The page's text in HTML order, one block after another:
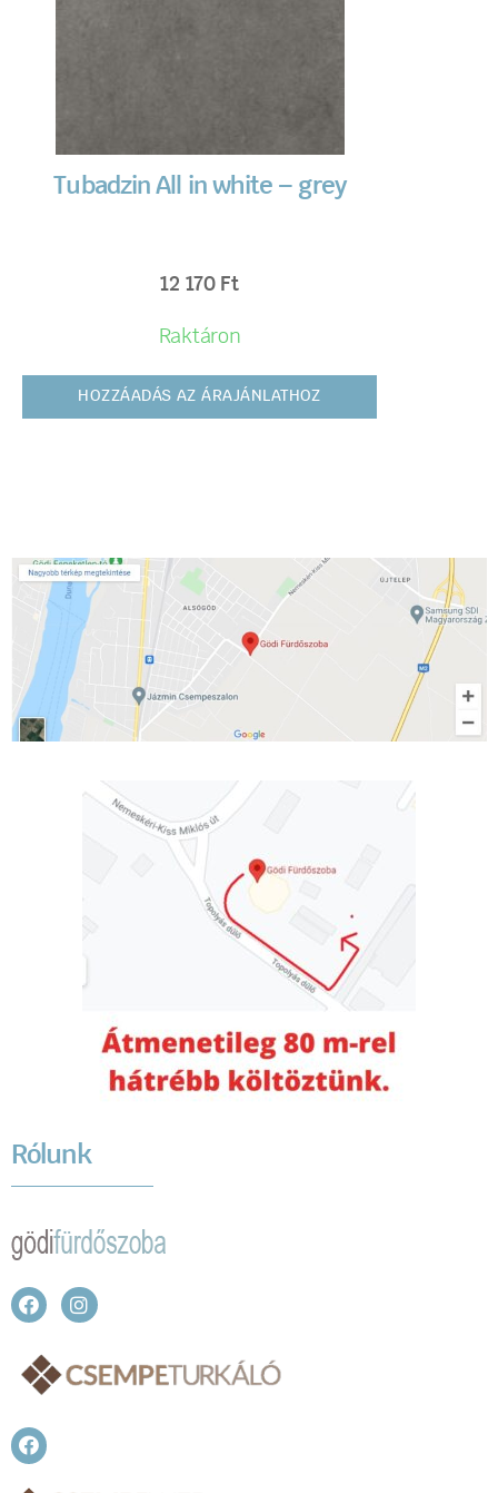
Tubadzin All in white – grey
12 170 Ft
Raktáron
HOZZÁADÁS AZ ÁRAJÁNLATHOZ
Rólunk